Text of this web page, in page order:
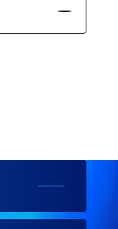
ご紹介いたし